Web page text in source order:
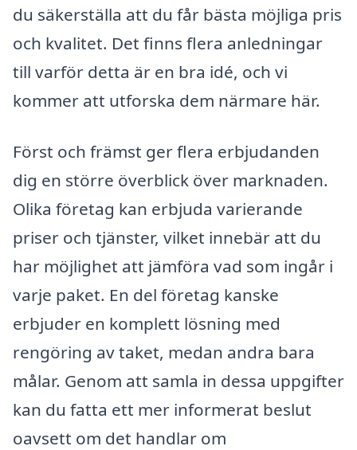
du säkerställa att du får bästa möjliga pris
och kvalitet. Det finns flera anledningar
till varför detta är en bra idé, och vi
kommer att utforska dem närmare här.
Först och främst ger flera erbjudanden
dig en större överblick över marknaden.
Olika företag kan erbjuda varierande
priser och tjänster, vilket innebär att du
har möjlighet att jämföra vad som ingår i
varje paket. En del företag kanske
erbjuder en komplett lösning med
rengöring av taket, medan andra bara
målar. Genom att samla in dessa uppgifter
kan du fatta ett mer informerat beslut
oavsett om det handlar om